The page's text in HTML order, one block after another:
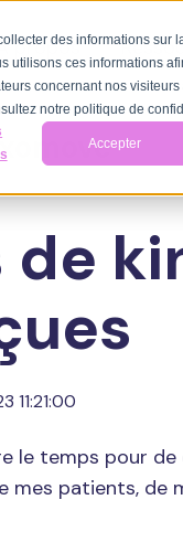
des informations sur
utilisons ces informations
concernant nos
notre politique de
Accepter
propos
11:21:00
le temps pour de
mes patients, de